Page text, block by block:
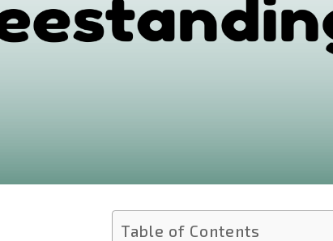
Table of Contents